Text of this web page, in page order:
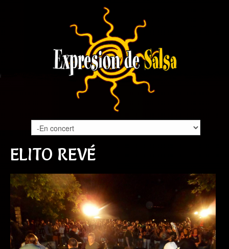
ELITO REVÉ